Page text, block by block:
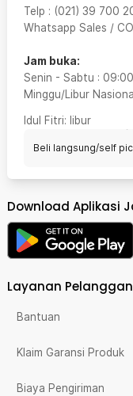
Telp : (021) 39 700
Whatsapp Sales /
Jam buka:
Senin - Sabtu : 09:00
Minggu/Libur Nasional
Idul Fitri: libur
Beli langsung/self
Download Aplikasi
Layanan Pelanggan
Bantuan
Klaim Garansi Produk
Biaya Pengiriman